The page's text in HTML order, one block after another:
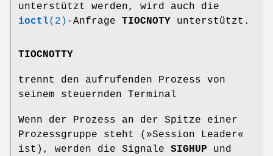
unterstützt werden, wird auch die
ioctl(2) -Anfrage TIOCNOTY unterstützt.
TIOCNOTTY
trennt den aufrufenden Prozess von
seinem steuernden Terminal
Wenn der Prozess an der Spitze einer
Prozessgruppe steht (»Session Leader«
ist), werden die Signale SIGHUP und